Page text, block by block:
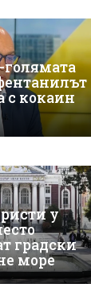
голямата
с кокаин
у
градски
море